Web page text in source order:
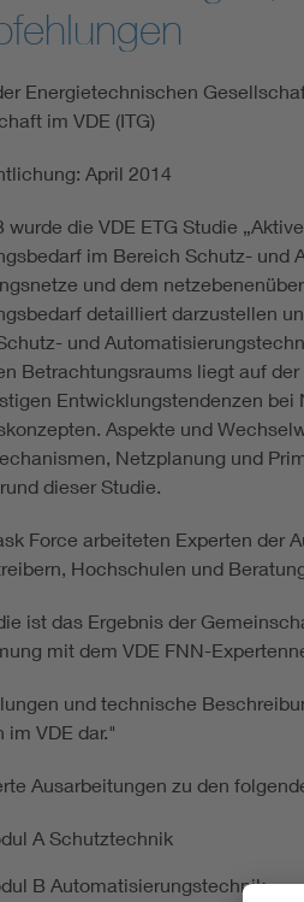
Energietechnischen
im VDE (ITG)
April 2014
wurde die VDE ETG Studie
im Bereich Schutz- und
und dem
detailliert darzustellen
und
Betrachtungsraums liegt auf
Entwicklungstendenzen bei
Aspekte und
Netzplanung und
dieser Studie.
Force arbeiteten Experten der
Hochschulen und
ist das Ergebnis der
mit dem VDE FNN-
und technische
im VDE dar."
Ausarbeitungen zu den
A Schutztechnik
B Automatisierungstechnik